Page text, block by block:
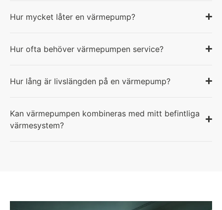
Hur mycket låter en värmepump?
Hur ofta behöver värmepumpen service?
Hur lång är livslängden på en värmepump?
Kan värmepumpen kombineras med mitt befintliga
värmesystem?